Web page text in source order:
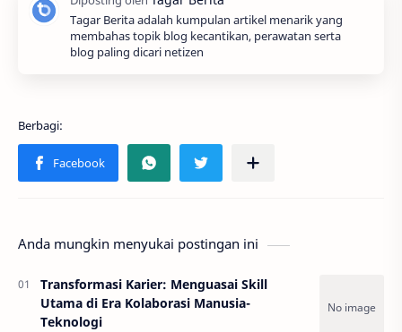
Tagar Berita adalah kumpulan artikel menarik yang
membahas topik blog kecantikan, perawatan serta
blog paling dicari netizen
Anda mungkin menyukai postingan ini
Transformasi Karier: Menguasai Skill
Utama di Era Kolaborasi Manusia-
Teknologi